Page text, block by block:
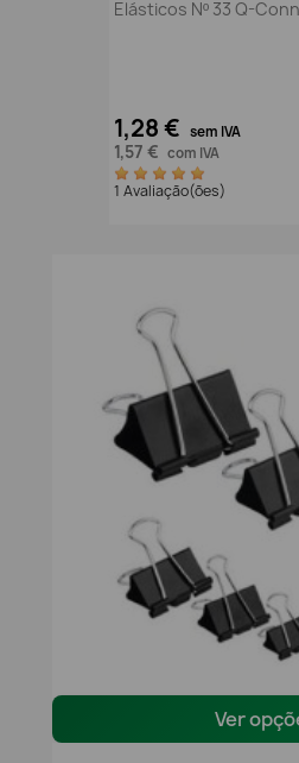
Elásticos Nº 33 Q-
1,28 € sem IVA
1,57 € com IVA
1 Avaliação(ões)
Ver